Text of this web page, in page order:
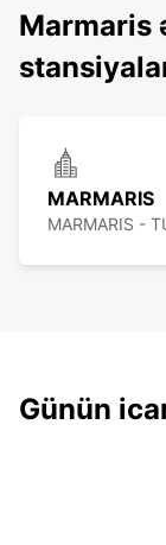
Marmaris
MARMARIS
MARMARIS -
Günün